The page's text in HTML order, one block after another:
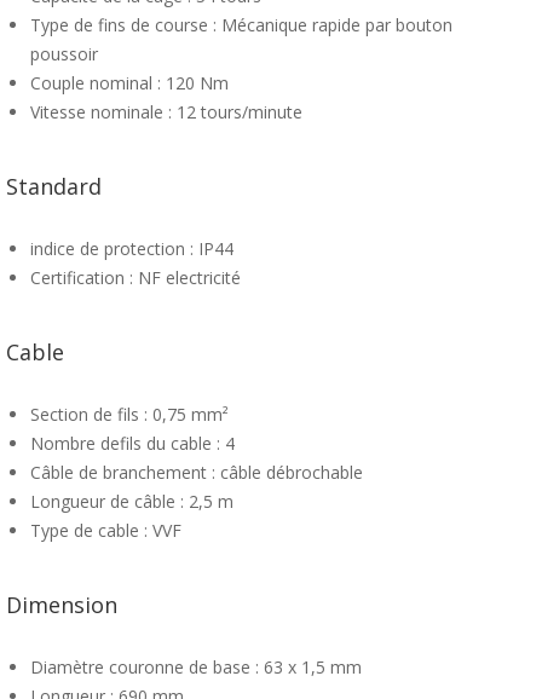
Type de fins de course : Mécanique rapide par bouton
poussoir
Couple nominal : 120 Nm
Vitesse nominale : 12 tours/minute
Standard
indice de protection : IP44
Certification : NF electricité
Cable
Section de fils : 0,75 mm²
Nombre defils du cable : 4
Câble de branchement : câble débrochable
Longueur de câble : 2,5 m
Type de cable : VVF
Dimension
Diamètre couronne de base : 63 x 1,5 mm